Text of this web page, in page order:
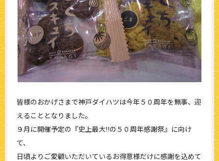
皆様のおかげさまで神戸ダイハツは今年５０周年を無事、迎
えることとなりました。
９月に開催予定の『史上最大!!の５０周年感謝祭』に向け
て、
日頃よりご愛顧いただいているお得意様だけに感謝を込めて